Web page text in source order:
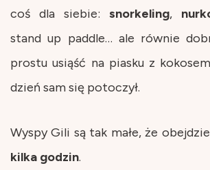
coś dla siebie: snorkeling,
stand up paddle… ale równie
prostu usiąść na piasku z
dzień sam się potoczył.
Wyspy Gili są tak małe, że
kilka godzin.